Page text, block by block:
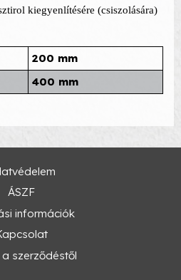
kiegyenlítésére (csiszolására)
200 mm
400 mm
ÁSZF
információk
a szerződéstől